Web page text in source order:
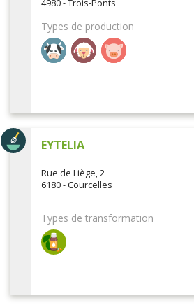
4980 - Trois-Ponts
Types de production
EYTELIA
Rue de Liège, 2
6180 - Courcelles
Types de transformation